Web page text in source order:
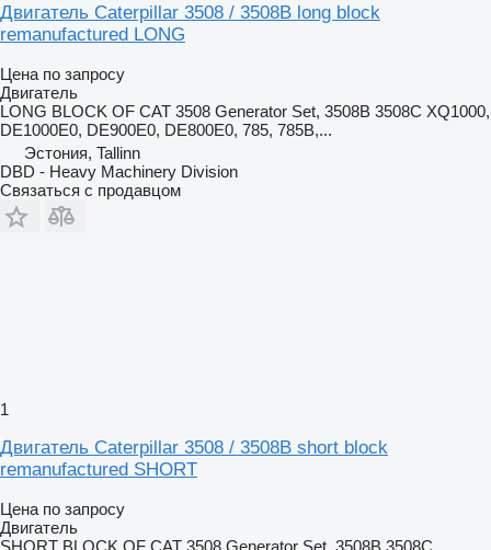
Двигатель Caterpillar 3508 / 3508B long block
remanufactured LONG
Цена по запросу
Двигатель
LONG BLOCK OF CAT 3508 Generator Set, 3508B 3508C XQ1000,
DE1000E0, DE900E0, DE800E0, 785, 785B,...
Эстония, Tallinn
DBD - Heavy Machinery Division
Связаться с продавцом
1
Двигатель Caterpillar 3508 / 3508B short block
remanufactured SHORT
Цена по запросу
Двигатель
SHORT BLOCK OF CAT 3508 Generator Set, 3508B 3508C